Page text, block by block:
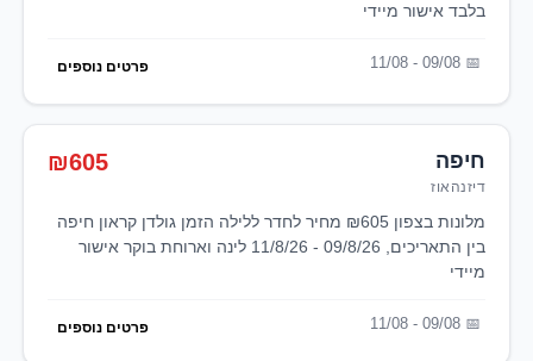
בלבד אישור מיידי
09/08 - 11/08 פרטים נוספים
חיפה
דיזנהאוז
₪605
מלונות בצפון ₪605 מחיר לחדר ללילה הזמן גולדן קראון חיפה
בין התאריכים, 09/8/26 - 11/8/26 לינה וארוחת בוקר אישור
מיידי
09/08 - 11/08 פרטים נוספים